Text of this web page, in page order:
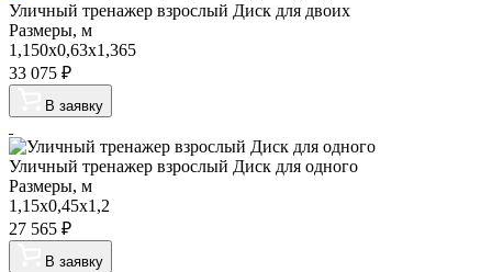
Уличный тренажер взрослый Диск для двоих
Размеры, м
1,150х0,63х1,365
33 075 ₽
В заявку
Уличный тренажер взрослый Диск для одного
Размеры, м
1,15х0,45х1,2
27 565 ₽
В заявку